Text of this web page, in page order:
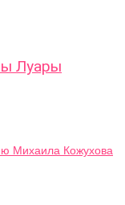
Луары